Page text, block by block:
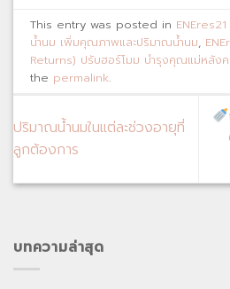
This entry was posted in
น้ำนม เพิ่มคุณภาพและปริมาณน้ำนม,
Returns) ปรับฮอร์โมม บำรุงคุณแม่หลัง
the permalink.
ปริมาณน้ำนมในแต่ละช่วงอายุที่
ลูกต้องการ
บทความล่าสุด